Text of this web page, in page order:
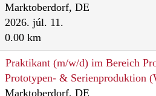
Marktoberdorf, DE
2026. júl. 11.
0.00 km
Praktikant (m/w/d) im Bereich
Prototypen- & Serienproduktion
Marktoberdorf, DE